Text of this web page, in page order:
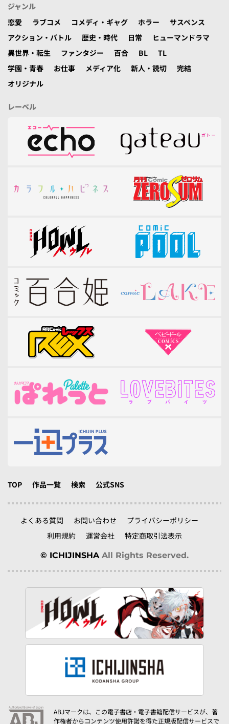
ジャンル
恋愛
ラブコメ コメディ・ギャグ ホラー
サスペンス
アクション・バトル
歴史・時代 日常
ヒューマンドラマ
異世界・転生
ファンタジー 百合 BL
TL
学園・青春
お仕事 メディア化 新人・読切
完結
オリジナル
レーベル
TOP 作品一覧 検索 公式SNS
よくある質問 お問い合わせ
プライバシーポリシー
利用規約
運営会社 特定商取引法表示
© ICHIJINSHA All Rights Reserved.
ABJマークは、この電子書店・電子書籍配信サービスが、著
作権者からコンテンツ使用許諾を得た正規版配信サービスで